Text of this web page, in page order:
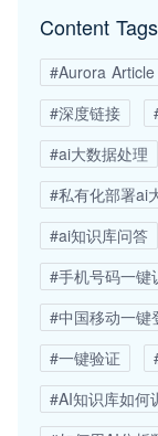
Content Tags
#Aurora Article
#深度链接
#ai大数据处理
#私有化部署ai
#ai知识库问答
#手机号码一键
#中国移动一键
#一键验证
#AI知识库如何